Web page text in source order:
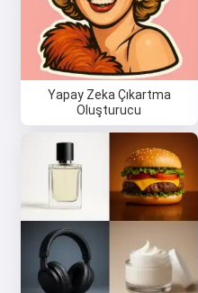
Yapay Zeka Çıkartma
Oluşturucu
Şarkılar
tebrikler